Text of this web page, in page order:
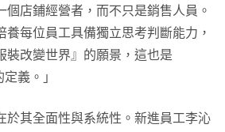
個店鋪經營者，而不只是銷售人員。
養每位員工具備獨立思考判斷能力，
裝改變世界』的願景，這也是
義。」
於其全面性與系統性。新進員工李沁